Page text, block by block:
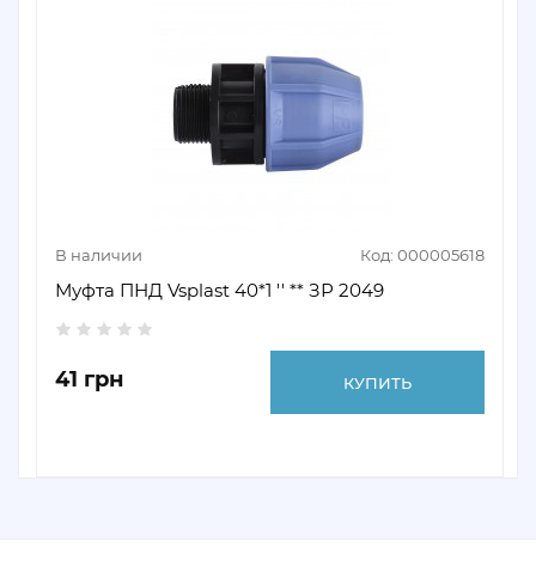
В наличии Код: 000005618
Муфта ПНД Vsplast 40*1 '' ** ЗР 2049
41 грн КУПИТЬ